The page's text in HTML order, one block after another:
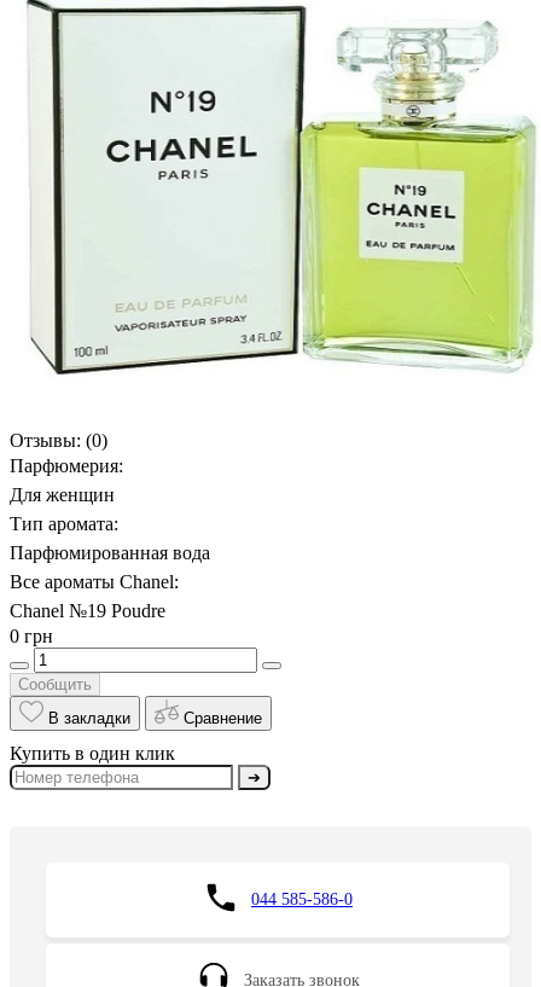
Отзывы: (0)
Парфюмерия:
Для женщин
Тип аромата:
Парфюмированная вода
Все ароматы Chanel:
Chanel №19 Poudre
0 грн
Сообщить
В закладки
Сравнение
Купить в один клик
➔
044 585-586-0
Заказать звонок